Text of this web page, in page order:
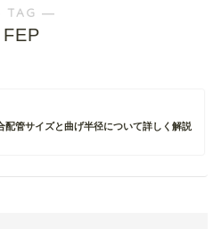
―
FEP
配管サイズと曲げ半径について詳しく解説